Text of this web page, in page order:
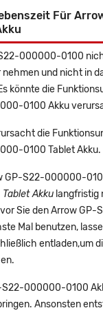
Für
000000-0100
und nicht in
könnte die
0100 Akku
die
0100 Tablet Akku.
GP-S22-000000-
Akku langfristig
Sie den Arrow
Mal benutzen,
entladen,um
S22-000000-0100
Ansonsten